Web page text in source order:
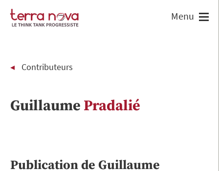
Contributeurs
Guillaume Pradalié
Publication de Guillaume